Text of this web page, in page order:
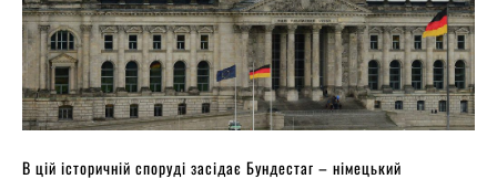
В цій історичній споруді засідає Бундестаг – німецький